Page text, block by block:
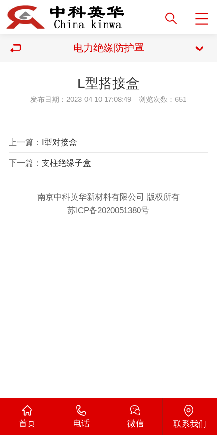
电力绝缘防护罩
L型搭接盒
发布日期：2023-04-10 17:08:49 浏览次数： 651
上一篇： I型对接盒
下一篇： 支柱绝缘子盒
南京中科英华新材料有限公司 版权所有
苏ICP备2020051380号
首页 电话 微信 联系我们